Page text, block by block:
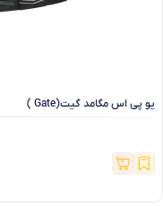
یو پی اس مگامد گیت(Gate )